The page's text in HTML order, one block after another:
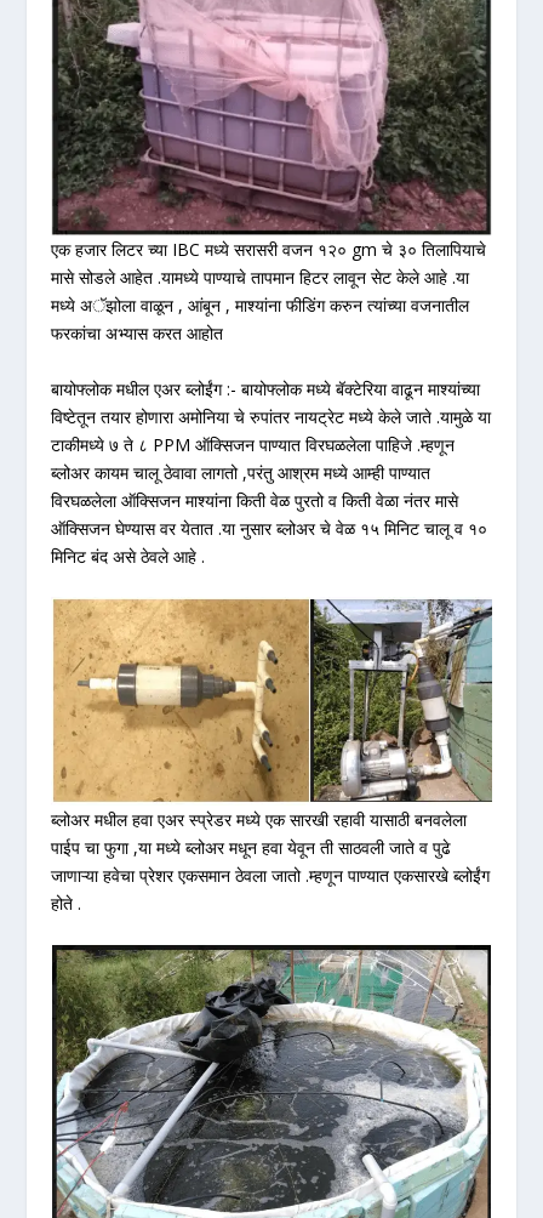
एक हजार लिटर च्या IBC मध्ये सरासरी वजन १२० gm चे ३० तिलापियाचे
मासे सोडले आहेत .यामध्ये पाण्याचे तापमान हिटर लावून सेट केले आहे .या
मध्ये अॅझोला वाळून , आंबून , माश्यांना फीडिंग करुन त्यांच्या वजनातील
फरकांचा अभ्यास करत आहोत
बायोफ्लोक मधील एअर ब्लोईंग :- बायोफ्लोक मध्ये बॅक्टेरिया वाढून माश्यांच्या
विष्टेतून तयार होणारा अमोनिया चे रुपांतर नायट्रेट मध्ये केले जाते .यामुळे या
टाकीमध्ये ७ ते ८ PPM ऑक्सिजन पाण्यात विरघळलेला पाहिजे .म्हणून
ब्लोअर कायम चालू ठेवावा लागतो ,परंतु आश्रम मध्ये आम्ही पाण्यात
विरघळलेला ऑक्सिजन माश्यांना किती वेळ पुरतो व किती वेळा नंतर मासे
ऑक्सिजन घेण्यास वर येतात .या नुसार ब्लोअर चे वेळ १५ मिनिट चालू व १०
मिनिट बंद असे ठेवले आहे .
ब्लोअर मधील हवा एअर स्प्रेडर मध्ये एक सारखी रहावी यासाठी बनवलेला
पाईप चा फुगा ,या मध्ये ब्लोअर मधून हवा येवून ती साठवली जाते व पुढे
जाणाऱ्या हवेचा प्रेशर एकसमान ठेवला जातो .म्हणून पाण्यात एकसारखे ब्लोईंग
होते .